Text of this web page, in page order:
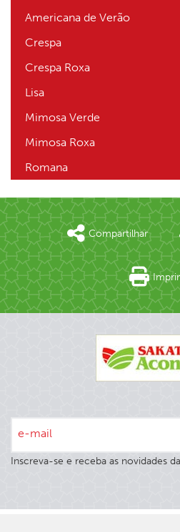
Americana de Verão
Crespa
Crespa Roxa
Lisa
Mimosa Verde
Mimosa Roxa
Romana
Compartilhar
e-mail
Inscreva-se e receba as novidades